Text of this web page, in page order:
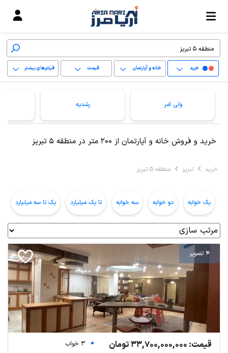
خرید خانه و آپارتمان قیمت فیلترهای بیشتر
پاک کردن محدوده
ولی امر رشدیه
خرید و فروش خانه و آپارتمان از 200 متر در منطقه 5 تبریز
خرید تبریز منطقه 5 تبریز
یک خوابه دو خوابه سه خوابه تا یک میلیارد یک تا سه میلیارد
4 تصویر
قیمت: 33,700,000,000 تومان
3 خواب